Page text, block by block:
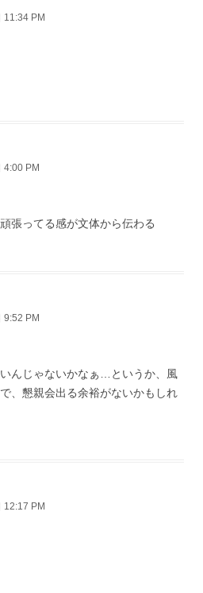
11:34 PM
4:00 PM
張ってる感が文体から伝わる
9:52 PM
んじゃないかなぁ…というか、風
、懇親会出る余裕がないかもしれ
12:17 PM